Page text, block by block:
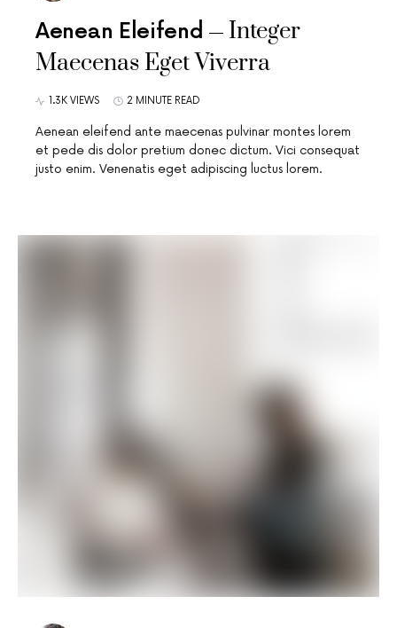
Aenean Eleifend
Integer
Maecenas Eget Viverra
1.3K VIEWS 2 MINUTE READ
Aenean eleifend ante maecenas pulvinar montes lorem
et pede dis dolor pretium donec dictum. Vici consequat
justo enim. Venenatis eget adipiscing luctus lorem.